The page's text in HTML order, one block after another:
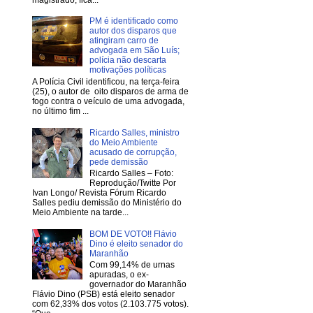
PM é identificado como
autor dos disparos que
atingiram carro de
advogada em São Luís;
polícia não descarta
motivações políticas
A Polícia Civil identificou, na terça-feira
(25), o autor de oito disparos de arma de
fogo contra o veículo de uma advogada,
no último fim ...
Ricardo Salles, ministro
do Meio Ambiente
acusado de corrupção,
pede demissão
Ricardo Salles – Foto:
Reprodução/Twitte Por
Ivan Longo/ Revista Fórum Ricardo
Salles pediu demissão do Ministério do
Meio Ambiente na tarde...
BOM DE VOTO!! Flávio
Dino é eleito senador do
Maranhão
Com 99,14% de urnas
apuradas, o ex-
governador do Maranhão
Flávio Dino (PSB) está eleito senador
com 62,33% dos votos (2.103.775 votos).